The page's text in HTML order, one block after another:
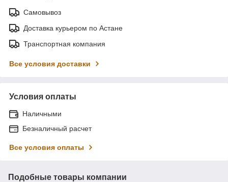
Самовывоз
Доставка курьером по Астане
Транспортная компания
Все условия доставки
Условия оплаты
Наличными
Безналичный расчет
Все условия оплаты
Подобные товары компании